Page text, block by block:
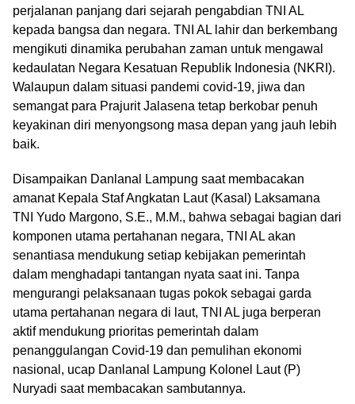
perjalanan panjang dari sejarah pengabdian TNI AL
kepada bangsa dan negara. TNI AL lahir dan berkembang
mengikuti dinamika perubahan zaman untuk mengawal
kedaulatan Negara Kesatuan Republik Indonesia (NKRI).
Walaupun dalam situasi pandemi covid-19, jiwa dan
semangat para Prajurit Jalasena tetap berkobar penuh
keyakinan diri menyongsong masa depan yang jauh lebih
baik.
Disampaikan Danlanal Lampung saat membacakan
amanat Kepala Staf Angkatan Laut (Kasal) Laksamana
TNI Yudo Margono, S.E., M.M., bahwa sebagai bagian dari
komponen utama pertahanan negara, TNI AL akan
senantiasa mendukung setiap kebijakan pemerintah
dalam menghadapi tantangan nyata saat ini. Tanpa
mengurangi pelaksanaan tugas pokok sebagai garda
utama pertahanan negara di laut, TNI AL juga berperan
aktif mendukung prioritas pemerintah dalam
penanggulangan Covid-19 dan pemulihan ekonomi
nasional, ucap Danlanal Lampung Kolonel Laut (P)
Nuryadi saat membacakan sambutannya.